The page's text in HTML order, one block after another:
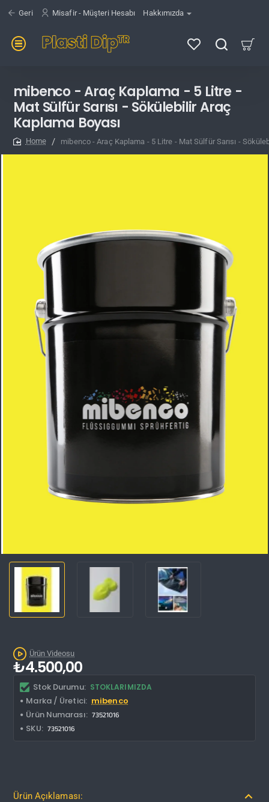
Geri Misafir - Müşteri Hesabı Hakkımızda
mibenco - Araç Kaplama - 5 Litre -
Mat Sülfür Sarısı - Sökülebilir Araç
Kaplama Boyası
mibenco - Araç Kaplama - 5 Litre - Mat Sülfür Sarısı -
Ürün Videosu
Stok Durumu: STOKLARIMIZDA
Marka / Üretici: mibenco
Ürün Numarası: 73521016
SKU: 73521016
₺4.500,00
Ürün Açıklaması: